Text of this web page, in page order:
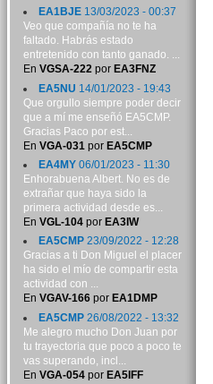
EA1BJE13/03/2023 - 00:37
Veo que compañía no te ha
faltado. Habrás estado
entretenido con tanto ganado. ...
En VGSA-222por EA3FNZ
EA5NU 14/01/2023 - 19:43
Que orgullo siempre poder decir
que a mí me enseñó EA5CMP.
Gracias Paco por est...
En VGA-031 por EA5CMP
EA4MY06/01/2023 - 11:30
Enhorabuena Albert. No es de
extrañar que haya sido la
primera actividad desde es...
En VGL-104por EA3IW
EA5CMP23/09/2022 - 12:28
Gracias a ti Don Miguel el placer
ha sido el mío de compartir esta
actividad con ...
En VGAV-166por EA1DMP
EA5CMP26/08/2022 - 13:32
Me alegro mucho Don Juan por
tu trayectoria que poco a poco te
vas superando, incl...
En VGA-054por EA5IFF